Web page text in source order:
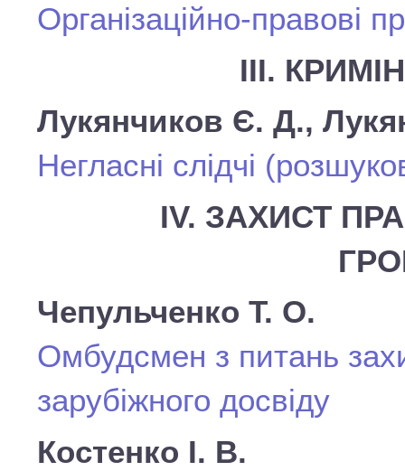
Організаційно-правові
ІІІ.
Лукянчиков Є. Д.,
Негласні слідчі
ІV. ЗАХИСТ
Чепульченко Т. О.
Омбудсмен з питань
зарубіжного досвіду
Костенко І. В.